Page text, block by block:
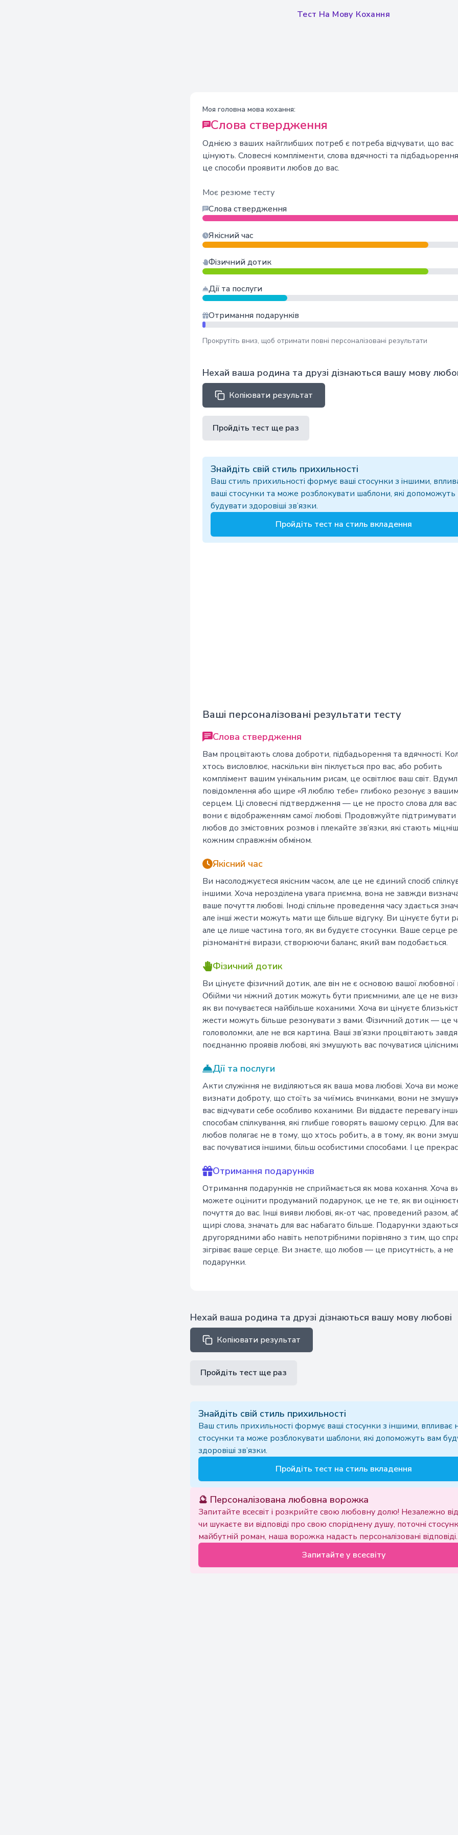
Тест На Мову Кохання
Моя головна мова кохання:
Слова ствердження
Однією з ваших найглибших потреб є потреба відчувати, що вас
цінують. Словесні компліменти, слова вдячності та
це способи проявити любов до вас.
Моє резюме тесту
Слова ствердження
Якісний час
Фізичний дотик
Дії та послуги
Отримання подарунків
Прокрутіть вниз, щоб отримати повні персоналізовані результати
Нехай ваша родина та друзі дізнаються вашу мову
Копіювати результат
Пройдіть тест ще раз
Знайдіть свій стиль прихильності
Ваш стиль прихильності формує ваші стосунки з іншими,
ваші стосунки та може розблокувати шаблони, які допоможуть
будувати здоровіші зв’язки.
Пройдіть тест на стиль вкладення
Ваші персоналізовані результати тесту
Слова ствердження
Вам процвітають слова доброти, підбадьорення та вдячності.
хтось висловлює, наскільки він піклується про вас, або робить
комплімент вашим унікальним рисам, це освітлює ваш світ.
повідомлення або щире «Я люблю тебе» глибоко резонує з вашим
серцем. Ці словесні підтвердження — це не просто слова для
вони є відображенням самої любові. Продовжуйте
любов до змістовних розмов і плекайте зв’язки, які стають
кожним справжнім обміном.
Якісний час
Ви насолоджуєтеся якісним часом, але це не єдиний спосіб
іншими. Хоча нерозділена увага приємна, вона не завжди
ваше почуття любові. Іноді спільне проведення часу здається
але інші жести можуть мати ще більше відгуку. Ви цінуєте бути
але це лише частина того, як ви будуєте стосунки. Ваше серце
різноманітні вирази, створюючи баланс, який вам подобається.
Фізичний дотик
Ви цінуєте фізичний дотик, але він не є основою вашої любовної
Обійми чи ніжний дотик можуть бути приємними, але це не
як ви почуваєтеся найбільше коханими. Хоча ви цінуєте
жести можуть більше резонувати з вами. Фізичний дотик — це
головоломки, але не вся картина. Ваші зв’язки процвітають
поєднанню проявів любові, які змушують вас почуватися
Дії та послуги
Акти служіння не виділяються як ваша мова любові. Хоча ви
визнати доброту, що стоїть за чиїмись вчинками, вони не
вас відчувати себе особливо коханими. Ви віддаєте перевагу
способам спілкування, які глибше говорять вашому серцю. Для
любов полягає не в тому, що хтось робить, а в тому, як вони
вас почуватися іншими, більш особистими способами. І це
Отримання подарунків
Отримання подарунків не сприймається як мова кохання. Хоча
можете оцінити продуманий подарунок, це не те, як ви
почуття до вас. Інші вияви любові, як-от час, проведений разом,
щирі слова, значать для вас набагато більше. Подарунки здаються
другорядними або навіть непотрібними порівняно з тим, що
зігріває ваше серце. Ви знаєте, що любов — це присутність, а не
подарунки.
Нехай ваша родина та друзі дізнаються вашу мову любові
Копіювати результат
Пройдіть тест ще раз
Знайдіть свій стиль прихильності
Ваш стиль прихильності формує ваші стосунки з іншими, впливає
стосунки та може розблокувати шаблони, які допоможуть вам
здоровіші зв’язки.
Пройдіть тест на стиль вкладення
🔮 Персоналізована любовна ворожка
Запитайте всесвіт і розкрийте свою любовну долю! Незалежно
чи шукаєте ви відповіді про свою споріднену душу, поточні
майбутній роман, наша ворожка надасть персоналізовані відповіді.
Запитайте у всесвіту